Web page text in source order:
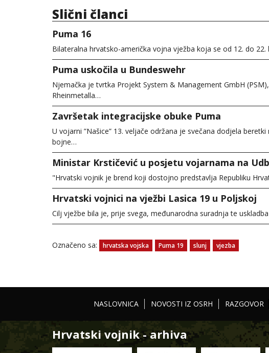
Slični članci
Puma 16
Bilateralna hrvatsko-američka vojna vježba koja se od 12. do
Puma uskočila u Bundeswehr
Njemačka je tvrtka Projekt System & Management GmbH
Rheinmetalla…
Završetak integracijske obuke Puma
U vojarni ”Našice” 13. veljače održana je svečana dodjela
bojne…
Ministar Krstičević u posjetu vojarnama na
"Hrvatski vojnik je brend koji dostojno predstavlja Republiku
Hrvatski vojnici na vježbi Lasica 19 u Poljskoj
Cilj vježbe bila je, prije svega, međunarodna suradnja te
Označeno sa: hrvatska vojska Puma 19 slunj vjezba
NASLOVNICA NOVOSTI IZ OSRH RAZGOVOR
Hrvatski vojnik - arhiva